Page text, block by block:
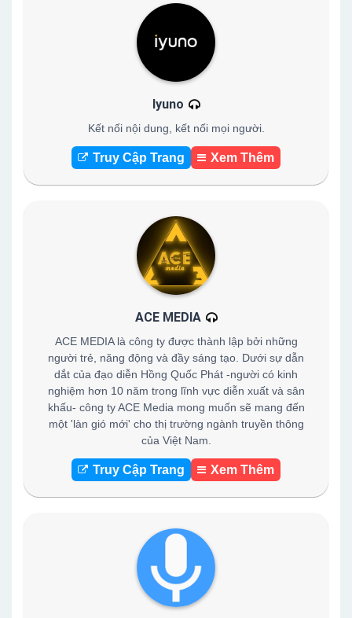
Iyuno
Kết nối nội dung, kết nối mọi người.
Truy Cập Trang Xem Thêm
ACE MEDIA
ACE MEDIA là công ty được thành lập bởi những
người trẻ, năng động và đầy sáng tạo. Dưới sự dẫn
dắt của đạo diễn Hồng Quốc Phát -người có kinh
nghiệm hơn 10 năm trong lĩnh vực diễn xuất và sân
khấu- công ty ACE Media mong muốn sẽ mang đến
một 'làn gió mới' cho thị trường ngành truyền thông
của Việt Nam.
Truy Cập Trang Xem Thêm